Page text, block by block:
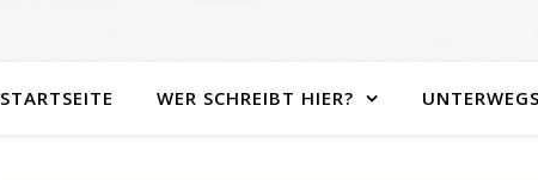
STARTSEITE WER SCHREIBT HIER?